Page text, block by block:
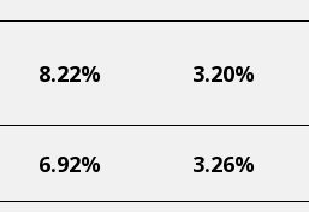
3.20%
8.22%
3.26%
6.92%